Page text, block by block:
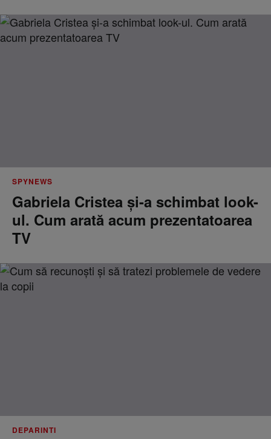
SPYNEWS
Gabriela Cristea și-a schimbat look-
ul. Cum arată acum prezentatoarea
TV
DEPARINTI